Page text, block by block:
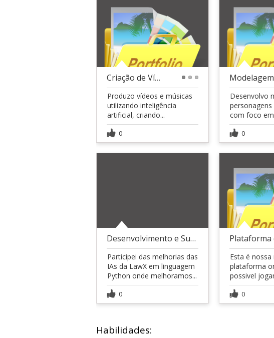
Criação de Vídeos e Músicas com IA
Produzo vídeos e músicas
utilizando inteligência
artificial, criando...
0
Desenvolvo
com foco
0
Desenvolvimento e Suporte de IA para Advogados
Participei das melhorias das
IAs da LawX em linguagem
Python onde melhoramos...
0
Esta é nossa
plataforma
possivel
0
Habilidades: